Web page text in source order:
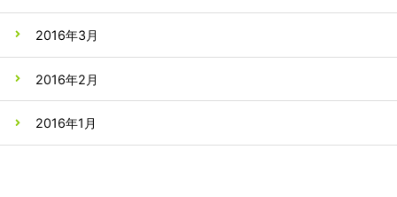
2016年3月
2016年2月
2016年1月